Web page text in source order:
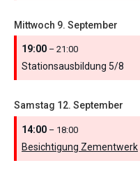
Mittwoch 9. September
19:00 – 21:00
Stationsausbildung 5/8
Samstag 12. September
14:00 – 18:00
Besichtigung Zementwerk